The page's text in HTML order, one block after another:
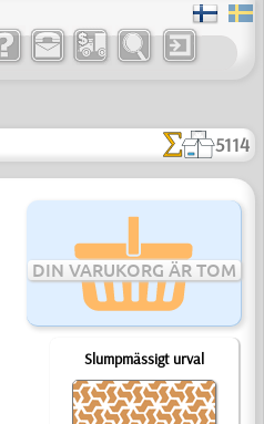
5114
DIN VARUKORG ÄR TOM
Slumpmässigt urval